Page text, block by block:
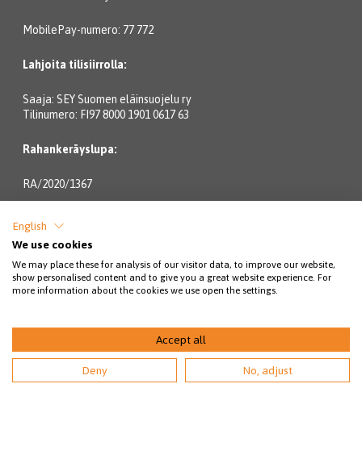
MobilePay-numero: 77 772
Lahjoita tilisiirrolla:
Saaja: SEY Suomen eläinsuojelu ry
Tilinumero: FI97 8000 1901 0617 63
Rahankeräyslupa:
RA/2020/1367
YHTEYSTIEDOT
00500 Helsinki
arkisin klo 9-18
English
We use cookies
We may place these for analysis of our visitor data, to improve our website,
show personalised content and to give you a great website experience. For
more information about the cookies we use open the settings.
Accept all
Deny No, adjust